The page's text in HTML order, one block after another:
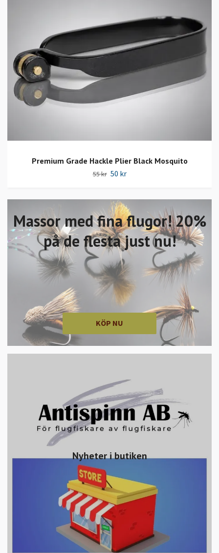
Massor med fina flugor! 20%
på de flesta just nu!
KÖP NU
Nyheter i butiken
Premium Grade Hackle Plier Black Mosquito
55 kr 50 kr